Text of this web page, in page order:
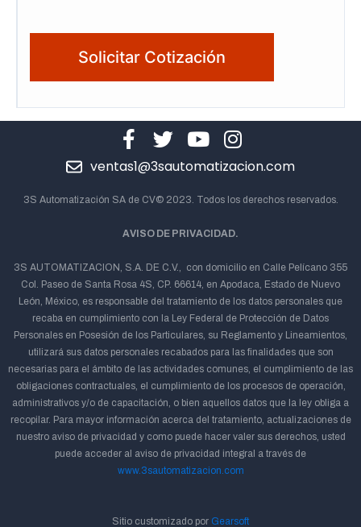
ventas1@3sautomatizacion.com
3S Automatización SA de CV© 2023. Todos los derechos reservados.
AVISO DE PRIVACIDAD.
3S AUTOMATIZACION, S.A. DE C.V., con domicilio en Calle Pelícano 355
Col. Paseo de Santa Rosa 4S, CP. 66614, en Apodaca, Estado de Nuevo
León, México, es responsable del tratamiento de los datos personales que
recaba en cumplimiento con la Ley Federal de Protección de Datos
Personales en Posesión de los Particulares, su Reglamento y Lineamientos,
utilizará sus datos personales recabados para las finalidades que son
necesarias para el ámbito de las actividades comunes, el cumplimiento de las
obligaciones contractuales, el cumplimiento de los procesos de operación,
administrativos y/o de capacitación, o bien aquellos datos que la ley obliga a
recopilar. Para mayor información acerca del tratamiento, actualizaciones de
nuestro aviso de privacidad y como puede hacer valer sus derechos, usted
puede acceder al aviso de privacidad integral a través de
www.3sautomatizacion.com
Sitio customizado por Gearsoft